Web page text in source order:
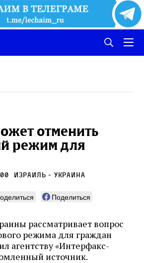
отменить
режим для
Израиль - Украина
Поделиться
рассматривает вопрос
режима для граждан
агентству «Интерфакс-
источник.